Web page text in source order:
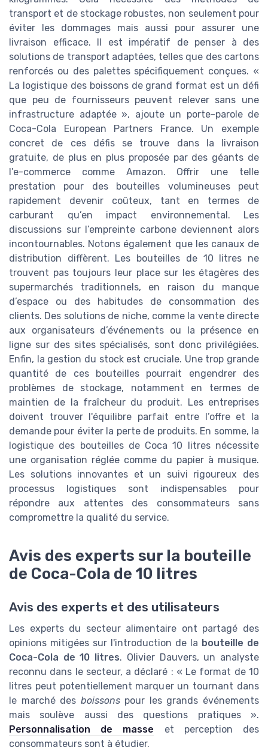
transport et de stockage robustes, non seulement pour
éviter les dommages mais aussi pour assurer une
livraison efficace. Il est impératif de penser à des
solutions de transport adaptées, telles que des cartons
renforcés ou des palettes spécifiquement conçues. «
La logistique des boissons de grand format est un défi
que peu de fournisseurs peuvent relever sans une
infrastructure adaptée », ajoute un porte-parole de
Coca-Cola European Partners France. Un exemple
concret de ces défis se trouve dans la livraison
gratuite, de plus en plus proposée par des géants de
l’e-commerce comme Amazon. Offrir une telle
prestation pour des bouteilles volumineuses peut
rapidement devenir coûteux, tant en termes de
carburant qu’en impact environnemental. Les
discussions sur l’empreinte carbone deviennent alors
incontournables. Notons également que les canaux de
distribution diffèrent. Les bouteilles de 10 litres ne
trouvent pas toujours leur place sur les étagères des
supermarchés traditionnels, en raison du manque
d’espace ou des habitudes de consommation des
clients. Des solutions de niche, comme la vente directe
aux organisateurs d’événements ou la présence en
ligne sur des sites spécialisés, sont donc privilégiées.
Enfin, la gestion du stock est cruciale. Une trop grande
quantité de ces bouteilles pourrait engendrer des
problèmes de stockage, notamment en termes de
maintien de la fraîcheur du produit. Les entreprises
doivent trouver l'équilibre parfait entre l’offre et la
demande pour éviter la perte de produits. En somme, la
logistique des bouteilles de Coca 10 litres nécessite
une organisation réglée comme du papier à musique.
Les solutions innovantes et un suivi rigoureux des
processus logistiques sont indispensables pour
répondre aux attentes des consommateurs sans
compromettre la qualité du service.
Avis des experts sur la bouteille
de Coca-Cola de 10 litres
Avis des experts et des utilisateurs
Les experts du secteur alimentaire ont partagé des
opinions mitigées sur l'introduction de la bouteille de
Coca-Cola de 10 litres. Olivier Dauvers, un analyste
reconnu dans le secteur, a déclaré : « Le format de 10
litres peut potentiellement marquer un tournant dans
le marché des boissonspour les grands événements
mais soulève aussi des questions pratiques ».
Personnalisation de masse et perception des
consommateurs sont à étudier.